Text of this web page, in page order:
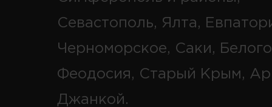
Севастополь, Ялта,
Черноморское, Саки,
Феодосия, Старый Крым,
Джанкой.